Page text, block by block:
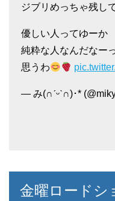
ジブリめっちゃ残し
優しい人ってゆーか
純粋な人なんだなー
思うわ
— み(∩ˊᵕˋ∩)･*
金曜ロードシ